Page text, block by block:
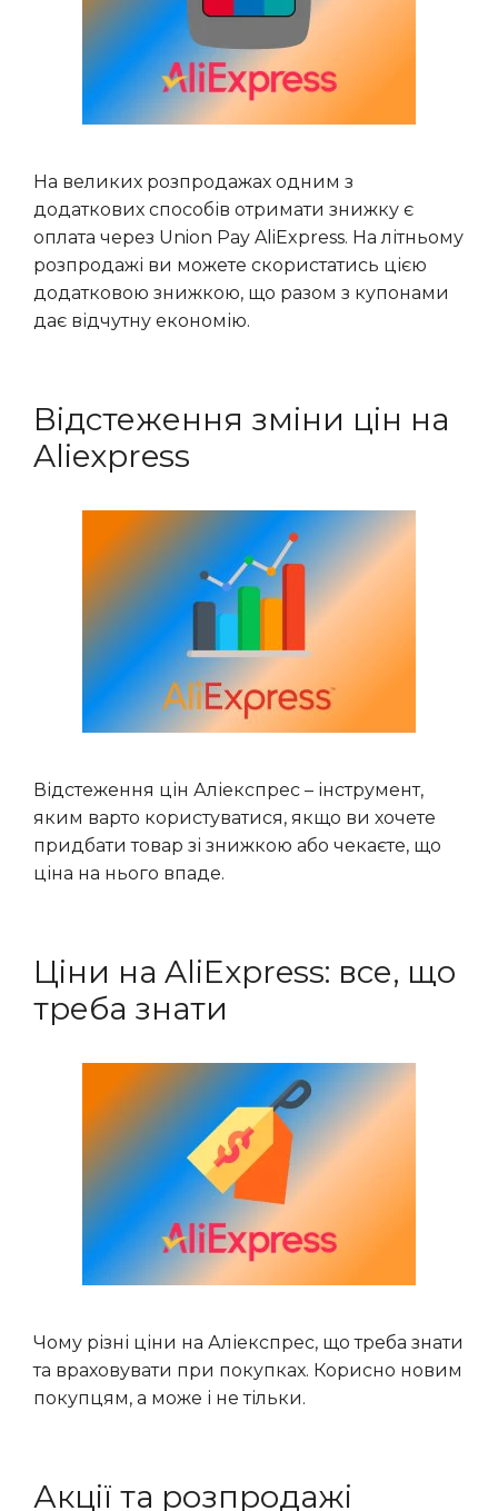
На великих розпродажах одним з
додаткових способів отримати знижку є
оплата через Union Pay AliExpress. На літньому
розпродажі ви можете скористатись цією
додатковою знижкою, що разом з купонами
дає відчутну економію.
Відстеження зміни цін на
Aliexpress
Відстеження цін Аліекспрес – інструмент,
яким варто користуватися, якщо ви хочете
придбати товар зі знижкою або чекаєте, що
ціна на нього впаде.
Ціни на AliExpress: все, що
треба знати
Чому різні ціни на Аліекспрес, що треба знати
та враховувати при покупках. Корисно новим
покупцям, а може і не тільки.
Акції та розпродажі